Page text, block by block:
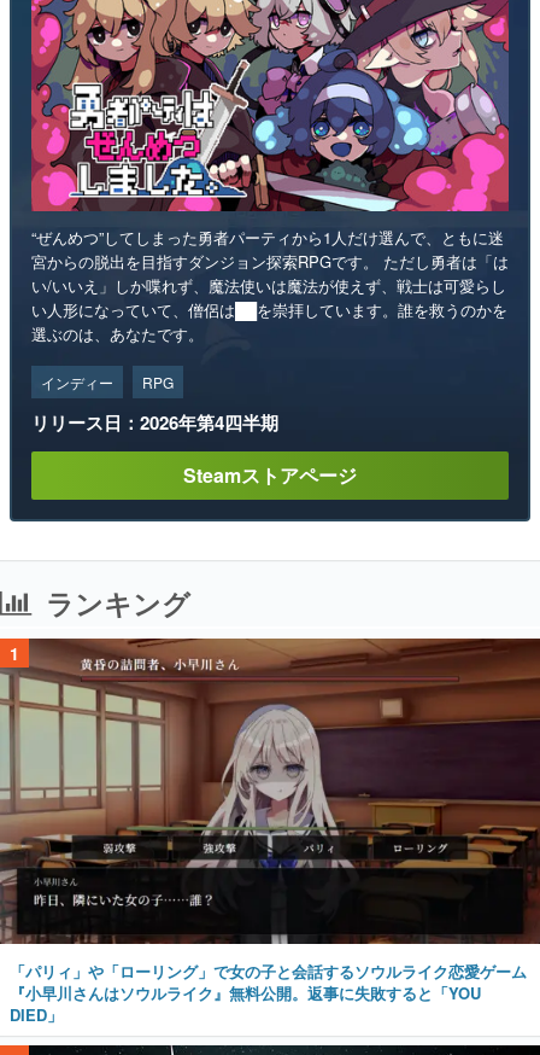
“ぜんめつ”してしまった勇者パーティから1人だけ選んで、ともに迷
宮からの脱出を目指すダンジョン探索RPGです。 ただし勇者は「は
い/いいえ」しか喋れず、魔法使いは魔法が使えず、戦士は可愛らし
い人形になっていて、僧侶は██を崇拝しています。誰を救うのかを
選ぶのは、あなたです。
インディー RPG
リリース日：2026年第4四半期
Steamストアページ
ランキング
1
「パリィ」や「ローリング」で女の子と会話するソウルライク恋愛ゲーム
『小早川さんはソウルライク』無料公開。返事に失敗すると「YOU
DIED」